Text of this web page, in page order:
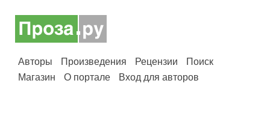
Авторы Произведения Рецензии
Поиск
Магазин
О портале Вход для авторов